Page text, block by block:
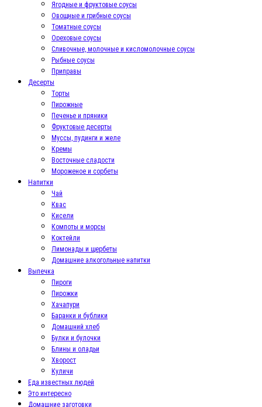
Ягодные и фруктовые соусы
Овощные и грибные соусы
Томатные соусы
Ореховые соусы
Сливочные, молочные и кисломолочные соусы
Рыбные соусы
Приправы
Десерты
Торты
Пирожные
Печенье и пряники
Фруктовые десерты
Муссы, пудинги и желе
Кремы
Восточные сладости
Мороженое и сорбеты
Напитки
Чай
Квас
Кисели
Компоты и морсы
Коктейли
Лимонады и щербеты
Домашние алкогольные напитки
Выпечка
Пироги
Пирожки
Хачапури
Баранки и бублики
Домашний хлеб
Булки и булочки
Блины и оладьи
Хворост
Куличи
Еда известных людей
Это интересно
Домашние заготовки